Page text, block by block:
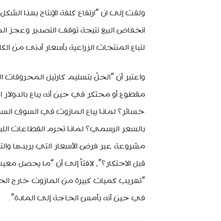
ولفت إلى ان “ارتفاع كلفة الإنتاج بهذا
انخفاض البيع نتيجة توقف التصدير وعجز
لتباع المنتجات الزراعية بأسعار أدنى من
واعتبر أن “الحلّ بتسليم كارتيل
مقطوع أو محتكر في حين أنه يباع
خسائر؟ لماذا يباع المازوت في السوق
بالسعر الرسمي؟ لماذا تحرم القطاعات
مشروعة عبر فرض الأسعار التي يريدها
قبل الاحتكار؟”، لافتاً إلى أن “ما يحصل
“تهريب كميات كبيرة من المازوت خارج
في حين أنه بأمس الحاجة إلى المادة”.